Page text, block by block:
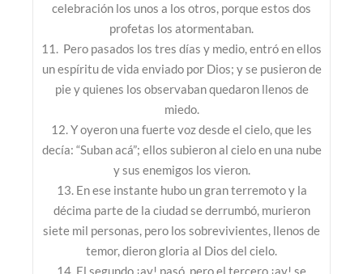
celebración los unos a los otros, porque estos dos
profetas los atormentaban.
11. Pero pasados los tres días y medio, entró en ellos
un espíritu de vida enviado por Dios; y se pusieron de
pie y quienes los observaban quedaron llenos de
miedo.
12. Y oyeron una fuerte voz desde el cielo, que les
decía: “Suban acá”; ellos subieron al cielo en una nube
y sus enemigos los vieron.
13. En ese instante hubo un gran terremoto y la
décima parte de la ciudad se derrumbó, murieron
siete mil personas, pero los sobrevivientes, llenos de
temor, dieron gloria al Dios del cielo.
14. El segundo ¡ay! pasó, pero el tercero ¡ay! se